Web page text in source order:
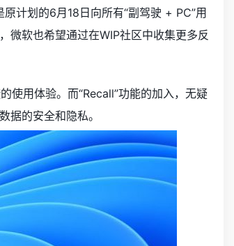
计划的6月18日向所有“副驾驶 + PC”用
微软也希望通过在WIP社区中收集更多反
使用体验。而“Recall”功能的加入，无疑
据的安全和隐私。